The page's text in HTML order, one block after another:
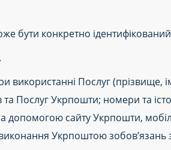
бути конкретно
використанні Послуг (прізвище,
Послуг Укрпошти; номери та
допомогою сайту Укрпошти,
Укрпоштою зобов’язань